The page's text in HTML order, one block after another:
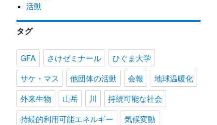
活動
タグ
GFA さけゼミナール
ひぐま大学
サケ・マス
他団体の活動 会報
地球温暖化
外来生物
山岳 川
持続可能な社会
持続的利用可能エネルギー
気候変動